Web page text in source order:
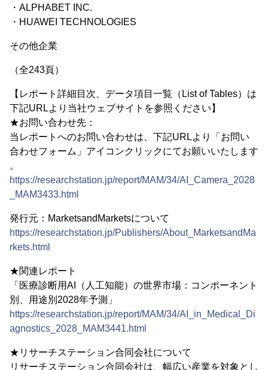
・ALPHABET INC.
・HUAWEI TECHNOLOGIES
その他企業
（全243頁）
【レポート詳細目次、データ項目一覧（List of Tables）は
下記URLより当社ウェブサイトを参照ください】
★お問い合わせ先：
当レポートへのお問い合わせは、下記URLより「お問い
合わせフォーム」アイコンクリックにてお願いいたします
。
https://researchstation.jp/report/MAM/34/AI_Camera_2028
_MAM3433.html
発行元：MarketsandMarketsについて
https://researchstation.jp/Publishers/About_MarketsandMa
rkets.html
★関連レポート
「医療診断用AI（人工知能）の世界市場：コンポーネント
別、用途別2028年予測」
https://researchstation.jp/report/MAM/34/AI_in_Medical_Di
agnostics_2028_MAM3441.html
★リサーチステーション合同会社について
リサーチステーション合同会社は、幅広い産業を対象とし